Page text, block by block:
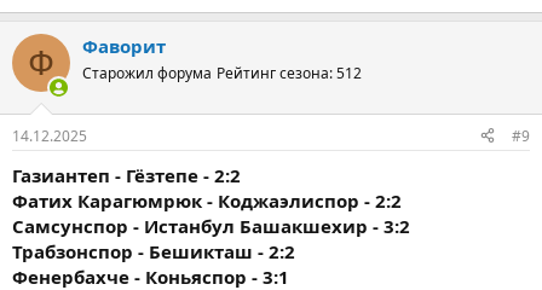
Ф Фаворит
Старожил форума Рейтинг сезона: 512
14.12.2025 #9
Газиантеп - Гёзтепе - 2:2
Фатих Карагюмрюк - Коджаэлиспор - 2:2
Самсунспор - Истанбул Башакшехир - 3:2
Трабзонспор - Бешикташ - 2:2
Фенербахче - Коньяспор - 3:1